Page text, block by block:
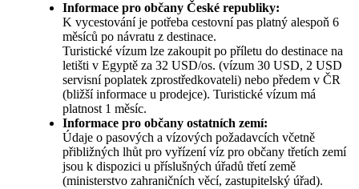
Informace pro občany České republiky:
K vycestování je potřeba cestovní pas platný alespoň 6
měsíců po návratu z destinace.
Turistické vízum lze zakoupit po příletu do destinace na
letišti v Egyptě za 32 USD/os. (vízum 30 USD, 2 USD
servisní poplatek zprostředkovateli) nebo předem v ČR
(bližší informace u prodejce). Turistické vízum má
platnost 1 měsíc.
Informace pro občany ostatních zemí:
Údaje o pasových a vízových požadavcích včetně
přibližných lhůt pro vyřízení víz pro občany třetích zemí
jsou k dispozici u příslušných úřadů třetí země
(ministerstvo zahraničních věcí, zastupitelský úřad).